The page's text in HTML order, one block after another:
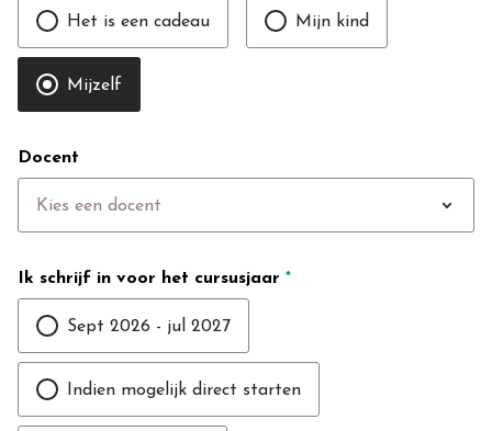
Het is een cadeau Mijn kind
Mijzelf
Docent
Kies een docent expand_more
Ik schrijf in voor het cursusjaar *
Sept 2026 - jul 2027
Indien mogelijk direct starten